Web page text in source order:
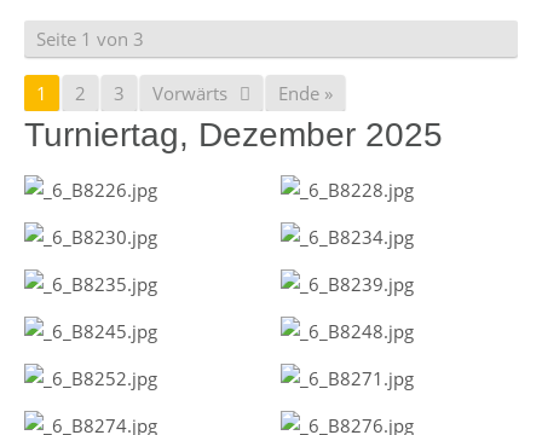
Seite 1 von 3
1 2 3 Vorwärts Ende »
Turniertag, Dezember 2025